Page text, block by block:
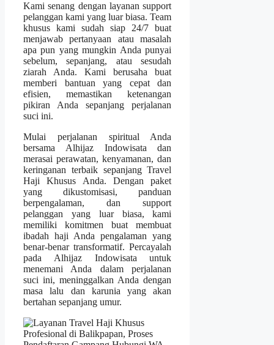
Kami senang dengan layanan support
pelanggan kami yang luar biasa. Team
khusus kami sudah siap 24/7 buat
menjawab pertanyaan atau masalah
apa pun yang mungkin Anda punyai
sebelum, sepanjang, atau sesudah
ziarah Anda. Kami berusaha buat
memberi bantuan yang cepat dan
efisien, memastikan ketenangan
pikiran Anda sepanjang perjalanan
suci ini.
Mulai perjalanan spiritual Anda
bersama Alhijaz Indowisata dan
merasai perawatan, kenyamanan, dan
keringanan terbaik sepanjang Travel
Haji Khusus Anda. Dengan paket
yang dikustomisasi, panduan
berpengalaman, dan support
pelanggan yang luar biasa, kami
memiliki komitmen buat membuat
ibadah haji Anda pengalaman yang
benar-benar transformatif. Percayalah
pada Alhijaz Indowisata untuk
menemani Anda dalam perjalanan
suci ini, meninggalkan Anda dengan
masa lalu dan karunia yang akan
bertahan sepanjang umur.